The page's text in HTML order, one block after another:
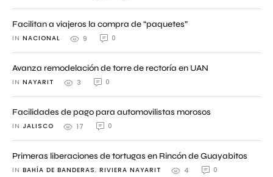
Facilitan a viajeros la compra de “paquetes”
IN NACIONAL 9 0
Avanza remodelación de torre de rectoría en UAN
IN NAYARIT 3 0
Facilidades de pago para automovilistas morosos
IN JALISCO 17 0
Primeras liberaciones de tortugas en Rincón de Guayabitos
IN BAHÍA DE BANDERAS, RIVIERA NAYARIT 4 0